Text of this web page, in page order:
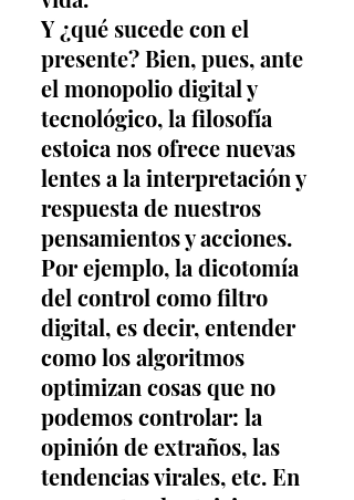
Y ¿qué sucede con el
presente? Bien, pues, ante
el monopolio digital y
tecnológico, la filosofía
estoica nos ofrece nuevas
lentes a la interpretación y
respuesta de nuestros
pensamientos y acciones.
Por ejemplo, la dicotomía
del control como filtro
digital, es decir, entender
como los algoritmos
optimizan cosas que no
podemos controlar: la
opinión de extraños, las
tendencias virales, etc. En